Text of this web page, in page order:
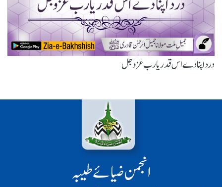
درد اپنا دے اس قدر یارب عزوجل
انجمن ضیائے طیبہ